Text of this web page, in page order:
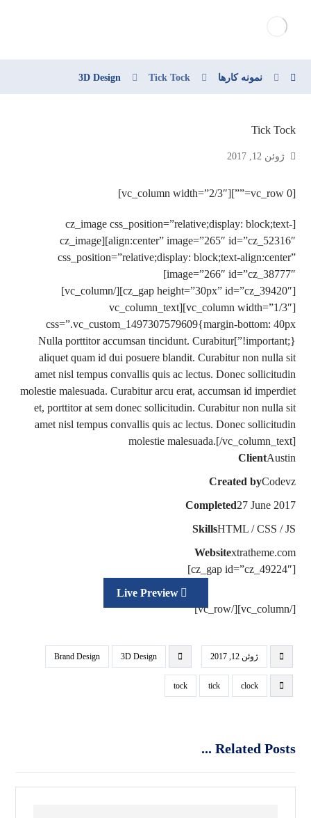
نمونه کارها 3D Design Tick Tock
Tick Tock
ژوئن 12, 2017
[vc_row 0=””][vc_column width=”2/3″]
[cz_image css_position=”relative;display: block;text-
align:center” image=”265″ id=”cz_52316″][cz_image
css_position=”relative;display: block;text-align:center”
image=”266″ id=”cz_38777″]
[cz_gap height=”30px” id=”cz_39420″][/vc_column]
[vc_column width=”1/3″][vc_column_text
css=”.vc_custom_1497307579609{margin-bottom: 40px
!important;}”]Nulla porttitor accumsan tincidunt. Curabitur
aliquet quam id dui posuere blandit. Curabitur non nulla sit
amet nisl tempus convallis quis ac lectus. Donec sollicitudin
molestie malesuada. Curabitur arcu erat, accumsan id imperdiet
et, porttitor at sem donec sollicitudin. Curabitur non nulla sit
amet nisl tempus convallis quis ac lectus. Donec sollicitudin
molestie malesuada.[/vc_column_text]
ClientAustin
Created byCodevz
Completed27 June 2017
SkillsHTML / CSS / JS
Websitextratheme.com
[cz_gap id=”cz_49224″]
Live Preview
[/vc_column][/vc_row]
ژوئن 12, 2017 3D Design
Brand Design
clock
tick
tock
Related Posts ...